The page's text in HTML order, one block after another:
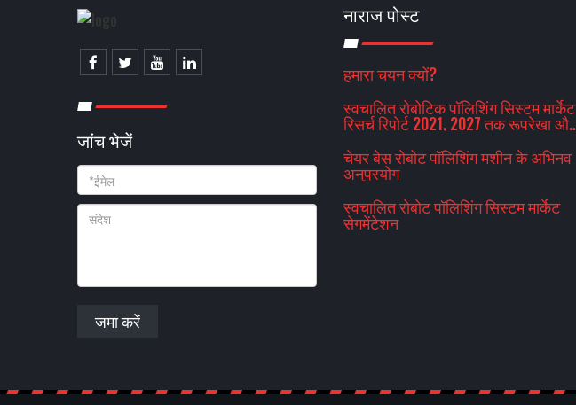
जांच भेजें
जमा करें
नाराज पोस्ट
हमारा चयन क्यों?
स्वचालित रोबोटिक पॉलिशिंग सिस्टम मार्केट
रिसर्च रिपोर्ट 2021, 2027 तक रूपरेखा और
चेयर बेस रोबोट पॉलिशिंग मशीन के अभिनव
अनुप्रयोग
स्वचालित रोबोट पॉलिशिंग सिस्टम मार्केट
सेगमेंटेशन